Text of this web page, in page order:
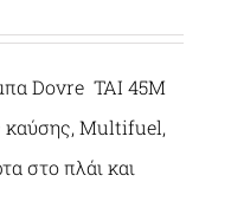
Dovre TAI 45M
καύσης, Multifuel,
στο πλάι και